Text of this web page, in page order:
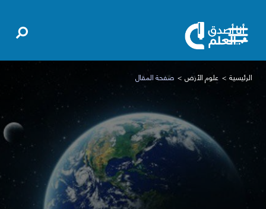
الرئيسية علوم الأرض صفحة المقال